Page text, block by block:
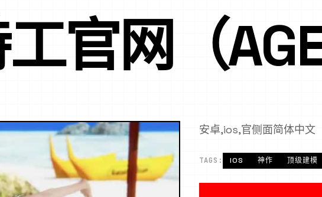
官网（
安卓,ios,官侧面简体中文
TAGS: IOS 神作 顶级建模